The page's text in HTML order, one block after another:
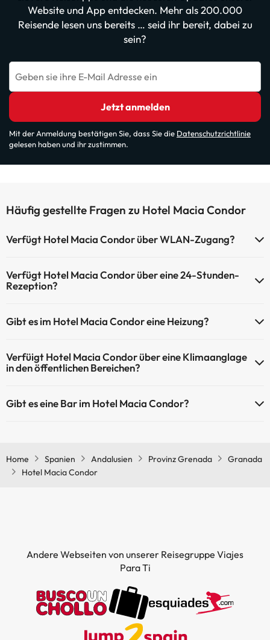
Website und App entdecken. Mehr als 200.000
Reisende lesen uns bereits … seid ihr bereit, dabei zu
sein?
Geben sie ihre E-Mail Adresse ein
Jetzt anmelden
Mit der Anmeldung bestätigen Sie, dass Sie die Datenschutzrichtlinie
gelesen haben und ihr zustimmen.
Häufig gestellte Fragen zu Hotel Macia Condor
Verfügt Hotel Macia Condor über WLAN-Zugang?
Verfügt Hotel Macia Condor über eine 24-Stunden-
Rezeption?
Gibt es im Hotel Macia Condor eine Heizung?
Gemeinschaftsräumen.
Verfüigt Hotel Macia Condor über eine Klimaanglage
in den öffentlichen Bereichen?
Gemeinschaftsräumen.
Gibt es eine Bar im Hotel Macia Condor?
Home Spanien Andalusien Provinz Grenada
Granada
Hotel Macia Condor
Andere Webseiten von unserer Reisegruppe Viajes
Para Ti